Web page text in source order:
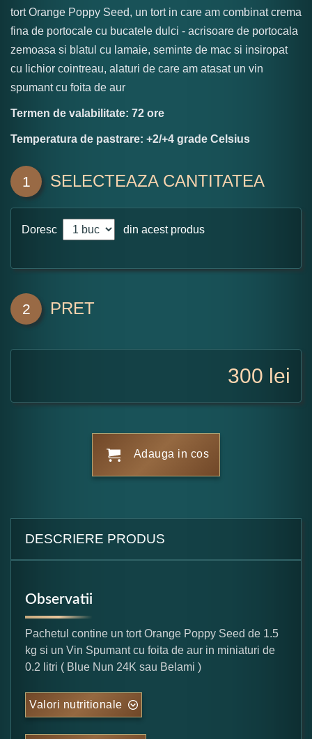
tort Orange Poppy Seed, un tort in care am combinat crema
fina de portocale cu bucatele dulci - acrisoare de portocala
zemoasa si blatul cu lamaie, seminte de mac si insiropat
cu lichior cointreau, alaturi de care am atasat un vin
spumant cu foita de aur
Termen de valabilitate: 72 ore
Temperatura de pastrare: +2/+4 grade Celsius
1 SELECTEAZA CANTITATEA
Doresc din acest produs
2 PRET
300 lei
Adauga in cos
DESCRIERE PRODUS
Observatii
Pachetul contine un tort Orange Poppy Seed de 1.5
kg si un Vin Spumant cu foita de aur in miniaturi de
0.2 litri ( Blue Nun 24K sau Belami )
Valori nutritionale